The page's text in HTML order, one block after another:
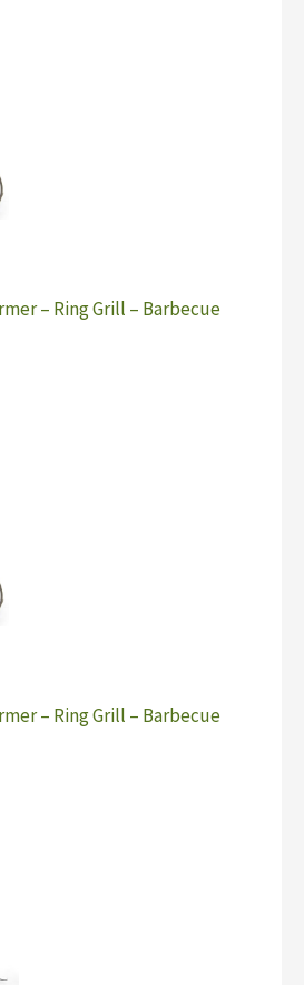
– Ring Grill – Barbecue
– Ring Grill – Barbecue